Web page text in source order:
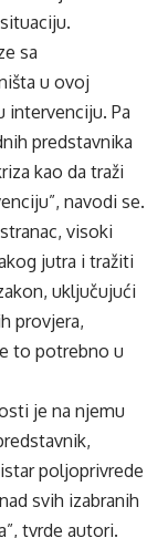
sa
u ovoj
intervenciju. Pa
predstavnika
kao da traži
navodi se.
visoki
jutra i tražiti
uključujući
provjera,
to potrebno u
je na njemu
poljoprivrede
svih izabranih
tvrde autori.